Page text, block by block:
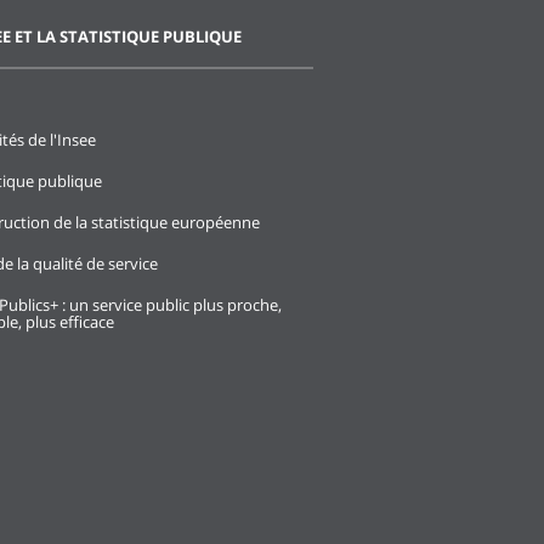
ET LA STATISTIQUE PUBLIQUE
de l'Insee
publique
de la statistique européenne
la qualité de service
: un service public plus proche,
plus efficace